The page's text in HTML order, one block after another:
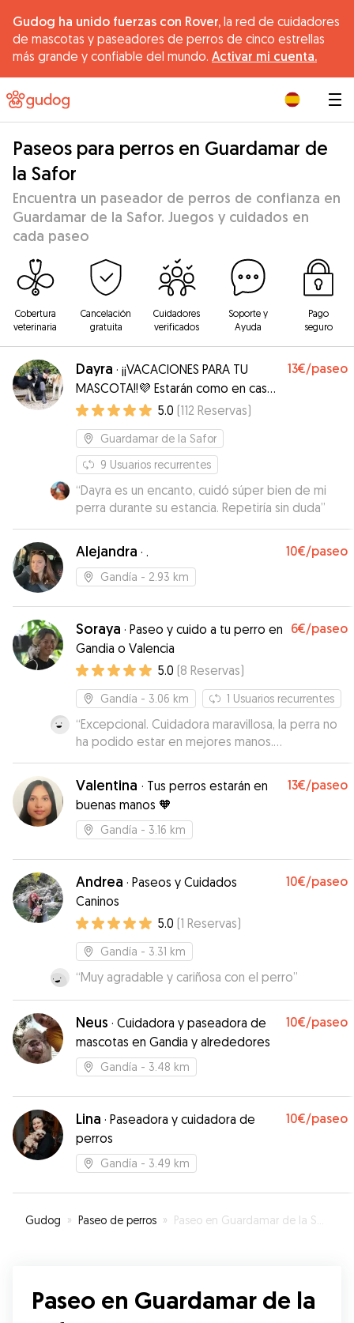
Gudog ha unido fuerzas con Rover, la red de cuidadores
de mascotas y paseadores de perros de cinco estrellas
más grande y confiable del mundo. Activar mi cuenta.
Paseos para perros en Guardamar de
la Safor
Encuentra un paseador de perros de confianza en
Guardamar de la Safor. Juegos y cuidados en
cada paseo
Cobertura
veterinaria
Cancelación
gratuita
Cuidadores
verificados
Soporte y
Ayuda
Pago
seguro
Dayra · ¡¡VACACIONES PARA TU
MASCOTA!!💜 Estarán como en casa
😊💖🐶🏠
13€/paseo
5.0 (112 Reservas)
Guardamar de la Safor
9 Usuarios recurrentes
“Dayra es un encanto, cuidó súper bien de mi
perra durante su estancia. Repetiría sin duda”
Alejandra · . 10€/paseo
Gandía - 2.93 km
Soraya · Paseo y cuido a tu perro en
Gandia o Valencia
6€/paseo
5.0 (8 Reservas)
Gandía - 3.06 km 1 Usuarios recurrentes
“Excepcional. Cuidadora maravillosa, la perra no
ha podido estar en mejores manos.
Eternamente agradecidos.”
Valentina · Tus perros estarán en
buenas manos 🧡
13€/paseo
Gandía - 3.16 km
Andrea · Paseos y Cuidados
Caninos
10€/paseo
5.0 (1 Reservas)
Gandía - 3.31 km
“Muy agradable y cariñosa con el perro”
Neus · Cuidadora y paseadora de
mascotas en Gandia y alrededores
10€/paseo
Gandía - 3.48 km
Lina · Paseadora y cuidadora de
perros
10€/paseo
Gandía - 3.49 km
Gudog » Paseo de perros » Paseo en Guardamar de la Safor
Paseo en Guardamar de la